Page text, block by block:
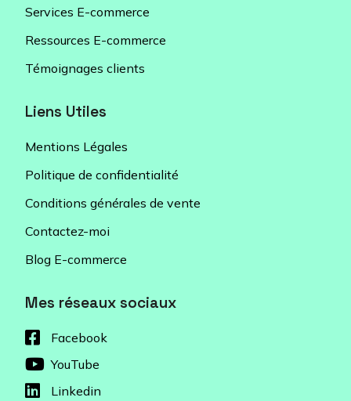
Services E-commerce
Ressources E-commerce
Témoignages clients
Liens Utiles
Mentions Légales
Politique de confidentialité
Conditions générales de vente
Contactez-moi
Blog E-commerce
Mes réseaux sociaux
Facebook
YouTube
Linkedin